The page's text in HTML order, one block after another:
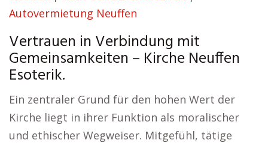
Autovermietung Neuffen
Vertrauen in Verbindung mit
Gemeinsamkeiten – Kirche Neuffen
Esoterik.
Ein zentraler Grund für den hohen Wert der
Kirche liegt in ihrer Funktion als moralischer
und ethischer Wegweiser. Mitgefühl, tätige